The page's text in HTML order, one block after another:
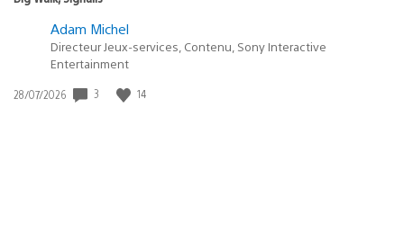
Adam Michel
Directeur Jeux-services, Contenu, Sony Interactive
Entertainment
Date
28/07/2026 3 14